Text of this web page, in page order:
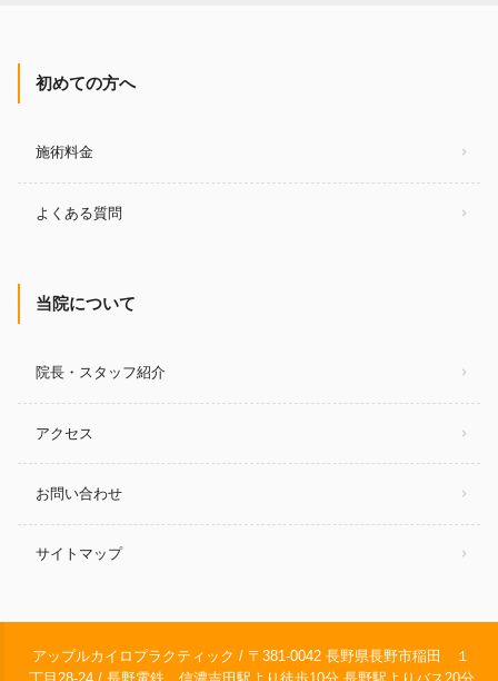
初めての方へ
施術料金
よくある質問
当院について
院長・スタッフ紹介
アクセス
お問い合わせ
サイトマップ
アップルカイロプラクティック / 〒381-0042 長野県長野市稲田 １